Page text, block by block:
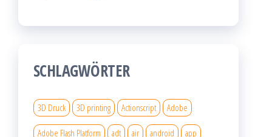
SCHLAGWÖRTER
3D Druck 3D printing Actionscript Adobe
Adobe Flash Platform adt air android app